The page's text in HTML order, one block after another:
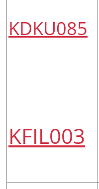
KDKU085
KFIL003